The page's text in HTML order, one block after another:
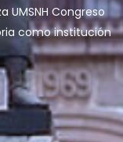
UMSNH Congreso
como institución